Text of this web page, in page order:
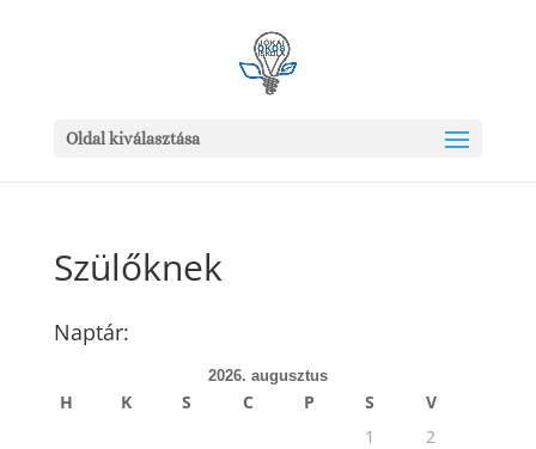
Oldal kiválasztása
Szülőknek
Naptár:
2026. augusztus
H K S C P S
V
1
2